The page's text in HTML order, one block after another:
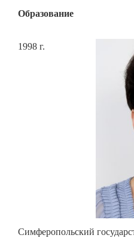
Образование
1998 г.
Симферопольский